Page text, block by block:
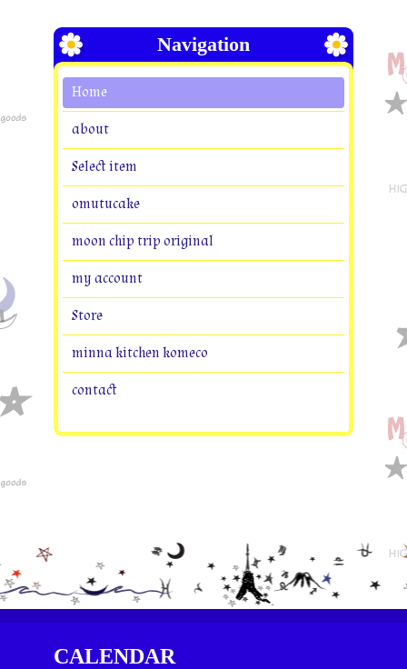
Navigation
Home
about
Select item
omutucake
moon chip trip original
my account
Store
minna kitchen komeco
contact
CALENDAR